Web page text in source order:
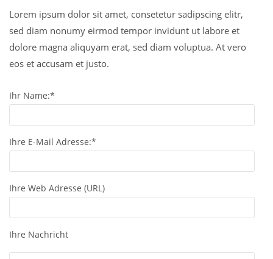
Lorem ipsum dolor sit amet, consetetur sadipscing elitr,
sed diam nonumy eirmod tempor invidunt ut labore et
dolore magna aliquyam erat, sed diam voluptua. At vero
eos et accusam et justo.
Ihr Name:*
Ihre E-Mail Adresse:*
Ihre Web Adresse (URL)
Ihre Nachricht